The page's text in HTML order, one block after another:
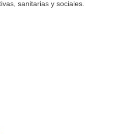
sanitarias y sociales.